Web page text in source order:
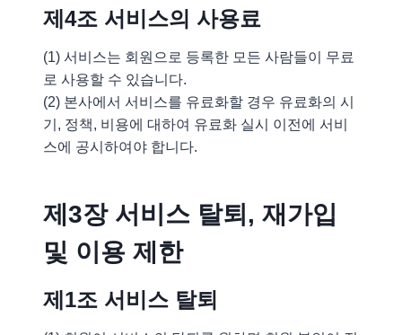
제4조 서비스의 사용료
(1) 서비스는 회원으로 등록한 모든 사람들이 무료
로 사용할 수 있습니다.
(2) 본사에서 서비스를 유료화할 경우 유료화의 시
기, 정책, 비용에 대하여 유료화 실시 이전에 서비
스에 공시하여야 합니다.
제3장 서비스 탈퇴, 재가입
및 이용 제한
제1조 서비스 탈퇴